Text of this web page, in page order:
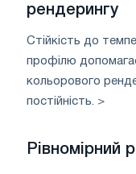
рендерингу
Стійкість до
профілю
кольорового
постійність. >
Рівномірний